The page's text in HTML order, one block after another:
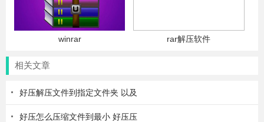
winrar rar解压软件
相关文章
好压解压文件到指定文件夹 以及
好压怎么压缩文件到最小 好压压